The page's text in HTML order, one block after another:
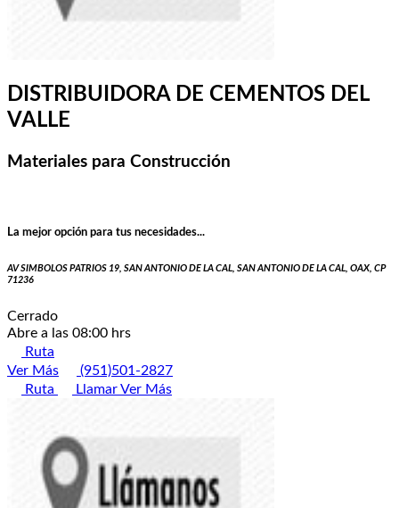
DISTRIBUIDORA DE CEMENTOS DEL
VALLE
Materiales para Construcción
La mejor opción para tus necesidades...
AV SIMBOLOS PATRIOS 19, SAN ANTONIO DE LA CAL, SAN ANTONIO DE LA CAL, OAX, CP
71236
Cerrado
Abre a las 08:00 hrs
Ruta
Ver Más
(951)501-2827
Ruta
LlamarVer Más